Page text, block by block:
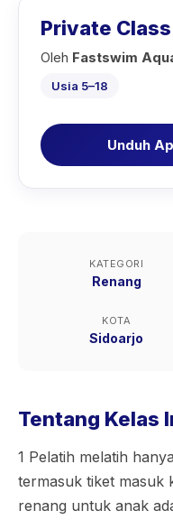
Private Class
Oleh Fastswim
Usia 5–18
Unduh
KATEGORI
Renang
KOTA
Sidoarjo
Tentang Kelas
1 Pelatih melatih
termasuk tiket masuk
renang untuk anak